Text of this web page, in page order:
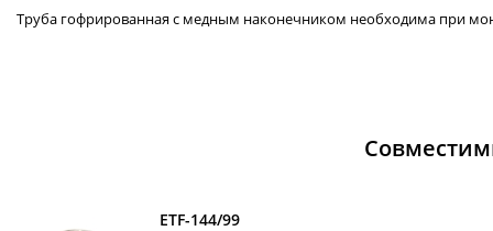
Труба гофрированная с медным наконечником необходима при
ETF-144/99